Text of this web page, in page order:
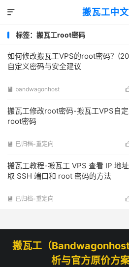
搬瓦工中

标签：搬瓦工root密码
如何修改搬瓦工VPS的root密码？
自定义密码与安全建议
 bandwagonhost
搬瓦工修改root密码-搬瓦工VPS自
root密码
 已归档-重定向
搬瓦工教程-搬瓦工 VPS 查看 IP 地
取 SSH 端口和 root 密码的方法
 已归档-重定向
搬瓦工（
析与官方原价方